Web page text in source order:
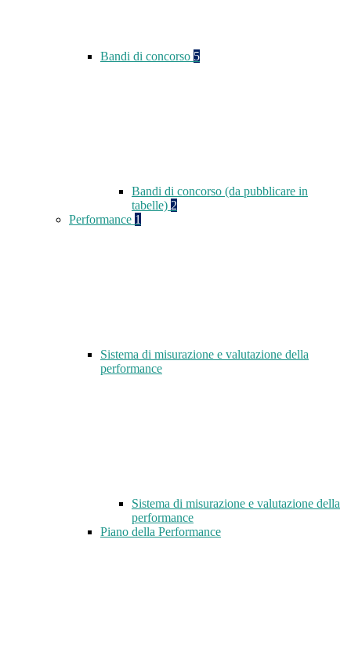
Bandi di concorso 5
Bandi di concorso (da pubblicare in
tabelle) 2
Performance 1
Sistema di misurazione e valutazione della
performance
Sistema di misurazione e valutazione della
performance
Piano della Performance